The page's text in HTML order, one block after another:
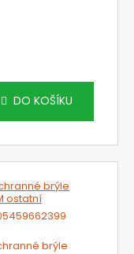
DO KOŠÍKU
brýle
ostatní
brýle